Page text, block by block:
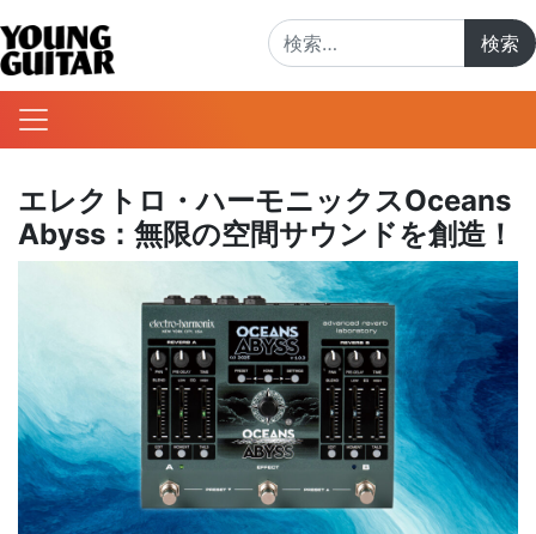
エレクトロ・ハーモニックスOceans
Abyss：無限の空間サウンドを創造！